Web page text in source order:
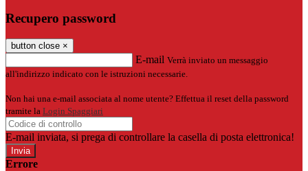
Recupero password
button close ×
E-mail Verrà inviato un messaggio
all'indirizzo indicato con le istruzioni necessarie.
Non hai una e-mail associata al nome utente? Effettua il reset della password
tramite la Login Spaggiari
E-mail inviata, si prega di controllare la casella di posta elettronica!
Errore